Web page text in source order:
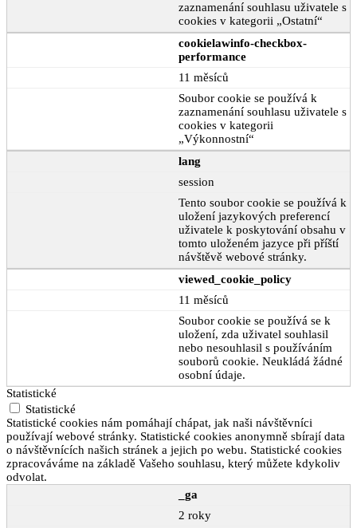
zaznamenání souhlasu uživatele s
cookies v kategorii „Ostatní“
cookielawinfo-checkbox-
performance
11 měsíců
Soubor cookie se používá k
zaznamenání souhlasu uživatele s
cookies v kategorii
„Výkonnostní“
lang
session
Tento soubor cookie se používá k
uložení jazykových preferencí
uživatele k poskytování obsahu v
tomto uloženém jazyce při příští
návštěvě webové stránky.
viewed_cookie_policy
11 měsíců
Soubor cookie se používá se k
uložení, zda uživatel souhlasil
nebo nesouhlasil s používáním
souborů cookie. Neukládá žádné
osobní údaje.
Statistické
Statistické
Statistické cookies nám pomáhají chápat, jak naši návštěvníci
používají webové stránky. Statistické cookies anonymně sbírají data
o návštěvnících našich stránek a jejich po webu. Statistické cookies
zpracováváme na základě Vašeho souhlasu, který můžete kdykoliv
odvolat.
_ga
2 roky